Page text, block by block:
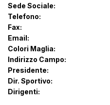
Sede Sociale:
Telefono:
Fax:
Email:
Colori Maglia:
Indirizzo Campo:
Presidente:
Dir. Sportivo:
Dirigenti: